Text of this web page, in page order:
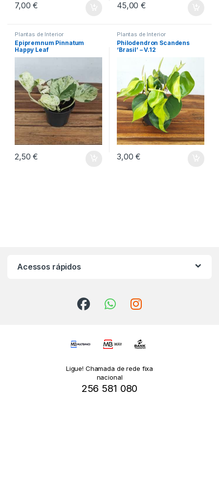
7,00€ 45,00€
Plantas de Interior
Epipremnum Pinnatum
Happy Leaf
2,50€
Plantas de Interior
Philodendron Scandens
‘Brasil’ – V.12
3,00€
Acessos rápidos
Ligue! Chamada de rede fixa
nacional
256 581 080